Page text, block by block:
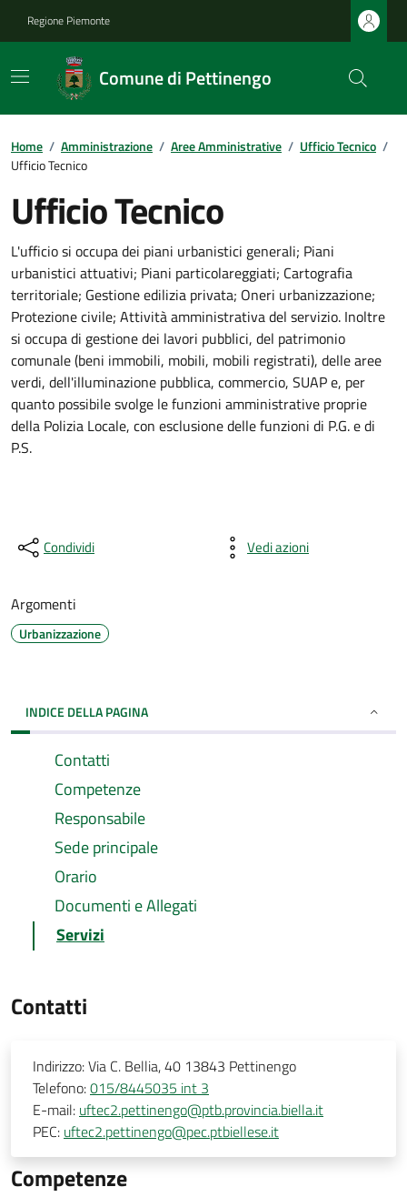
Regione Piemonte
Comune di Pettinengo
Home / Amministrazione / Aree Amministrative / Ufficio Tecnico /
Ufficio Tecnico
Ufficio Tecnico
L'ufficio si occupa dei piani urbanistici generali; Piani
urbanistici attuativi; Piani particolareggiati; Cartografia
territoriale; Gestione edilizia privata; Oneri urbanizzazione;
Protezione civile; Attività amministrativa del servizio. Inoltre
si occupa di gestione dei lavori pubblici, del patrimonio
comunale (beni immobili, mobili, mobili registrati), delle aree
verdi, dell'illuminazione pubblica, commercio, SUAP e, per
quanto possibile svolge le funzioni amministrative proprie
della Polizia Locale, con esclusione delle funzioni di P.G. e di
P.S.
Condividi Vedi azioni
Argomenti
Urbanizzazione
INDICE DELLA PAGINA
Contatti
Competenze
Responsabile
Sede principale
Orario
Documenti e Allegati
Servizi
Contatti
Indirizzo:Via C. Bellia, 40 13843 Pettinengo
Telefono:015/8445035 int 3
E-mail: uftec2.pettinengo@ptb.provincia.biella.it
PEC: uftec2.pettinengo@pec.ptbiellese.it
Competenze